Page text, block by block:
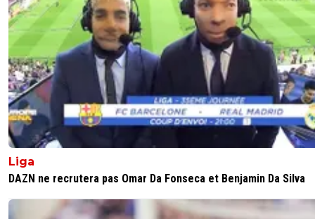
Liga
DAZN ne recrutera pas Omar Da Fonseca et Benjamin Da Silva